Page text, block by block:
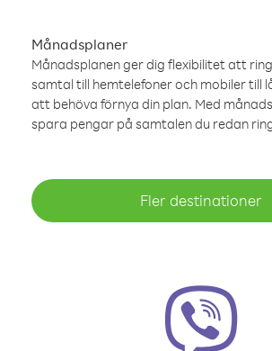
Månadsplaner
Månadsplanen ger dig flexibilitet att
samtal till hemtelefoner och mobiler till
att behöva förnya din plan. Med
spara pengar på samtalen du redan
Fler destinationer